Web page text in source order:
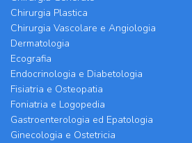
Chirurgia Plastica
Chirurgia Vascolare e Angiologia
Dermatologia
Ecografia
Endocrinologia e Diabetologia
Fisiatria e Osteopatia
Foniatria e Logopedia
Gastroenterologia ed Epatologia
Ginecologia e Ostetricia